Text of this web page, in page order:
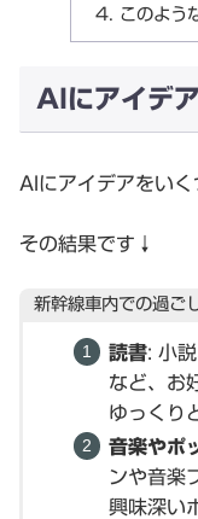
このよう
AIにアイデ
AIにアイデアをいく
その結果です↓
新幹線車内での過ご
読書: 小
など、お
ゆっくり
音楽やポ
ンや音楽
興味深い